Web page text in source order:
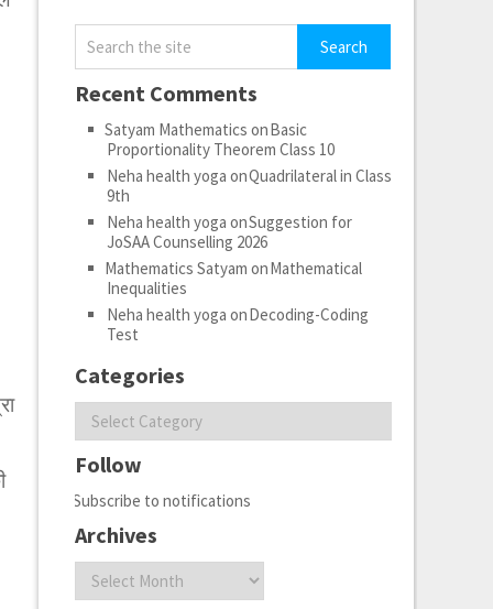
Recent Comments
Satyam Mathematics onBasic
Proportionality Theorem Class 10
Neha health yoga onQuadrilateral in Class
9th
Neha health yoga onSuggestion for
JoSAA Counselling 2026
Mathematics Satyam onMathematical
Inequalities
Neha health yoga onDecoding-Coding
Test
Categories
Categories
Follow
Subscribe to notifications
Archives
Archives